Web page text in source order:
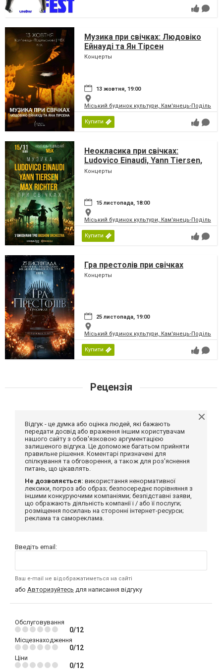
Музика при свічках: Людовіко
Ейнауді та Ян Тірсен
Концерты
13 жовтня, 19:00
Міський будинок культури, Кам'янець-
Купити
Неокласика при свічках:
Ludovico Einaudi, Yann Tiersen,
Max Richter
Концерты
15 листопада, 18:00
Міський будинок культури, Кам'янець-
Купити
Гра престолів при свічках
Концерты
25 листопада, 19:00
Міський будинок культури, Кам'янець-
Купити
Рецензія
Відгук - це думка або оцінка людей, які бажають
передати досвід або враження іншим користувачам
нашого сайту з обов'язковою аргументацією
залишеного відгука. Це допоможе багатьом прийняти
правильне рішення. Коментарі призначені для
спілкування та обговорення, а також для роз'яснення
питань, що цікавлять.
Не дозволяється: використання ненормативної
лексики, погроз або образ; безпосереднє порівняння з
іншими конкуруючими компаніями; безпідставні заяви,
що ображають діяльність компанії і / або її послуги;
розміщення посилань на сторонні інтернет-ресурси;
реклама та самореклама.
Введіть email:
Ваш e-mail не відображатиметься на сайті
або Авторизуйтесь для написання відгуку
Обслуговування
0/12
Місцезнаходження
0/12
Ціни
0/12